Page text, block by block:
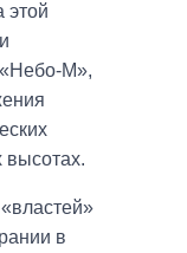
этой
«Небо-М»,
высотах.
в